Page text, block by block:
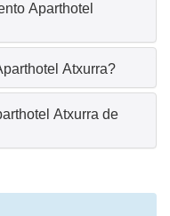
Aparthotel
Atxurra?
Atxurra de